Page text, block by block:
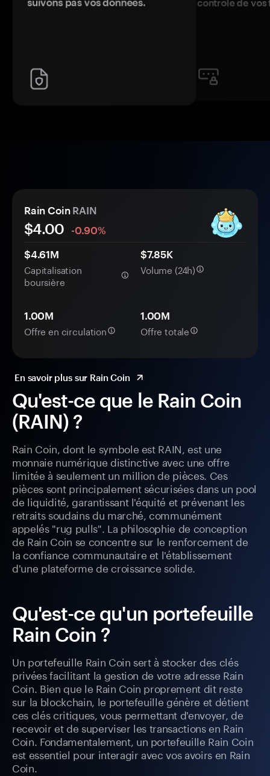
contrôle de vos
Qu'est-ce que le Rain Coin
(RAIN) ?
Rain Coin, dont le symbole est RAIN, est une
monnaie numérique distinctive avec une offre
limitée à seulement un million de pièces. Ces
pièces sont principalement sécurisées dans un pool
de liquidité, garantissant l'équité et prévenant les
retraits soudains du marché, communément
appelés "rug pulls". La philosophie de conception
de Rain Coin se concentre sur le renforcement de
la confiance communautaire et l'établissement
d'une plateforme de croissance solide.
Qu'est-ce qu'un portefeuille
Rain Coin ?
Un portefeuille Rain Coin sert à stocker des clés
privées facilitant la gestion de votre adresse Rain
Coin. Bien que le Rain Coin proprement dit reste
sur la blockchain, le portefeuille génère et détient
ces clés critiques, vous permettant d'envoyer, de
recevoir et de superviser les transactions en Rain
Coin. Fondamentalement, un portefeuille Rain Coin
est essentiel pour interagir avec vos avoirs en Rain
Coin.
Rain Coin RAIN
$4.00
-0.90%
$4.61M
Capitalisation
boursière
$7.85K
Volume (24h)
1.00M
Offre en circulation
1.00M
Offre totale
En savoir plus sur Rain Coin